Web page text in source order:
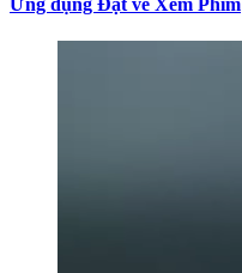
Ứng dụng Đặt vé Xem Phim